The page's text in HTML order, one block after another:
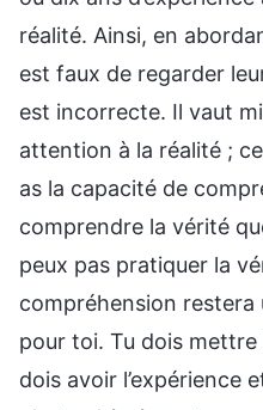
réalité. Ainsi, en
est faux de regarder
est incorrecte. Il vaut
attention à la réalité ;
as la capacité de
comprendre la vérité
peux pas pratiquer la
compréhension
pour toi. Tu dois
dois avoir l’expérience